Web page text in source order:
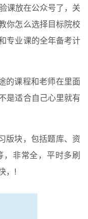
课放在公众号了，关
你怎么选择目标院校
专业课的全年备考计
的课程和老师在里面
是适合自己心里就有
版块，包括题库、资
非常全，平时多刷
，!